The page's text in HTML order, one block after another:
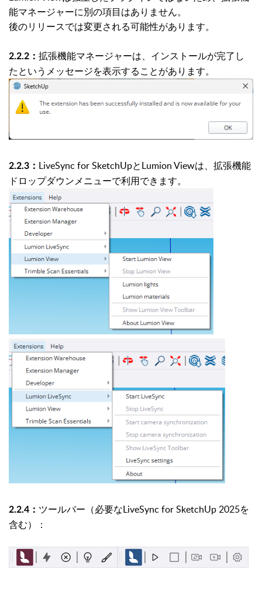
能マネージャーに別の項目はありません。
後のリリースでは変更される可能性があります。
2.2.2： 拡張機能マネージャーは、インストールが完了し
たというメッセージを表示することがあります。
2.2.3： LiveSync for SketchUpとLumion Viewは、拡張機能
ドロップダウンメニューで利用できます。
2.2.4： ツールバー（必要なLiveSync for SketchUp 2025を
含む）：